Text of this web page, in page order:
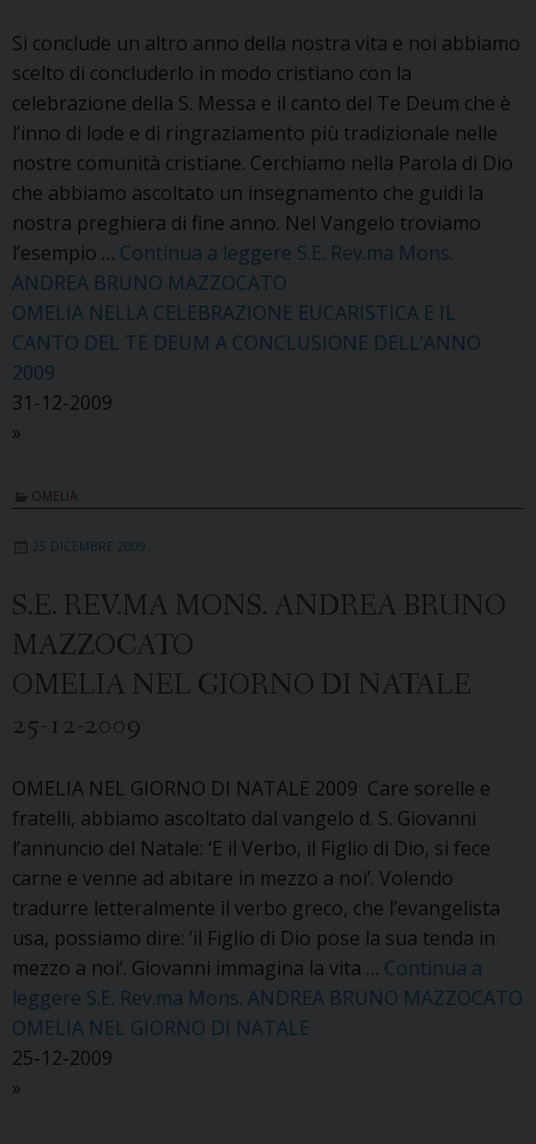
Si conclude un altro anno della nostra vita e noi abbiamo
scelto di concluderlo in modo cristiano con la
celebrazione della S. Messa e il canto del Te Deum che è
l’inno di lode e di ringraziamento più tradizionale nelle
nostre comunità cristiane. Cerchiamo nella Parola di Dio
che abbiamo ascoltato un insegnamento che guidi la
nostra preghiera di fine anno. Nel Vangelo troviamo
l’esempio … Continua a leggere S.E. Rev.ma Mons.
ANDREA BRUNO MAZZOCATO
OMELIA NELLA CELEBRAZIONE EUCARISTICA E IL
CANTO DEL TE DEUM A CONCLUSIONE DELL’ANNO
2009
31-12-2009
»
OMELIA
25 DICEMBRE 2009
S.E. REV.MA MONS. ANDREA BRUNO
MAZZOCATO
OMELIA NEL GIORNO DI NATALE
25-12-2009
OMELIA NEL GIORNO DI NATALE 2009 Care sorelle e
fratelli, abbiamo ascoltato dal vangelo d. S. Giovanni
l’annuncio del Natale: ‘E il Verbo, il Figlio di Dio, si fece
carne e venne ad abitare in mezzo a noi’. Volendo
tradurre letteralmente il verbo greco, che l’evangelista
usa, possiamo dire: ‘il Figlio di Dio pose la sua tenda in
mezzo a noi’. Giovanni immagina la vita … Continua a
leggere S.E. Rev.ma Mons. ANDREA BRUNO MAZZOCATO
OMELIA NEL GIORNO DI NATALE
25-12-2009
»